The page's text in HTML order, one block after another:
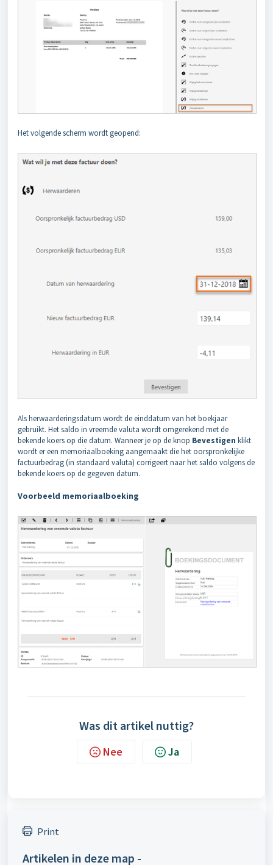
Het volgende scherm wordt geopend:
Als herwaarderingsdatum wordt de einddatum van het boekjaar
gebruikt. Het saldo in vreemde valuta wordt omgerekend met de
bekende koers op die datum. Wanneer je op de knop Bevestigen klikt
wordt er een memoriaalboeking aangemaakt die het oorspronkelijke
factuurbedrag (in standaard valuta) corrigeert naar het saldo volgens de
bekende koers op de gegeven datum.
Voorbeeld memoriaalboeking
Was dit artikel nuttig?
Nee Ja
Print
Artikelen in deze map -